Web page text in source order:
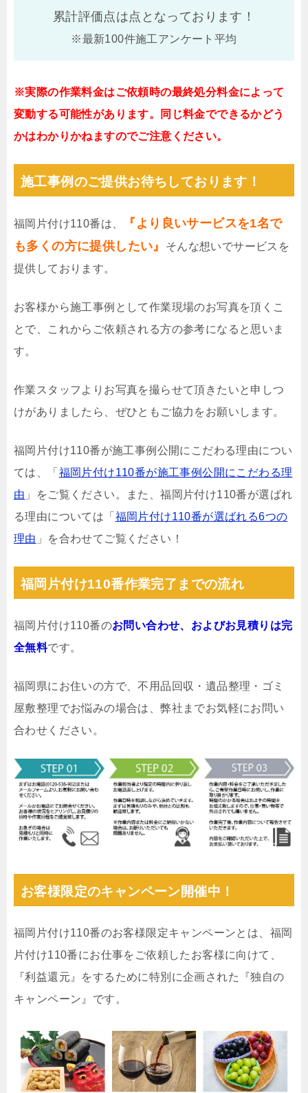
累計評価点は点となっております！
※最新100件施工アンケート平均
※実際の作業料金はご依頼時の最終処分料金によって
変動する可能性があります。同じ料金でできるかどう
かはわかりかねますのでご注意ください。
施工事例のご提供お待ちしております！
福岡片付け110番は、
『より良いサービスを1名で
も多くの方に提供したい』
そんな想いでサービスを
提供しております。
お客様から施工事例として作業現場のお写真を頂くこ
とで、これからご依頼される方の参考になると思いま
す。
作業スタッフよりお写真を撮らせて頂きたいと申しつ
けがありましたら、ぜひともご協力をお願いします。
福岡片付け110番が施工事例公開にこだわる理由につい
ては、「 福岡片付け110番が施工事例公開にこだわる理
由 」をご覧ください。また、福岡片付け110番が選ばれ
る理由については「 福岡片付け110番が選ばれる6つの
理由 」を合わせてご覧ください！
福岡片付け110番作業完了までの流れ
福岡片付け110番のお問い合わせ、およびお見積りは完
全無料です。
福岡県にお住いの方で、不用品回収・遺品整理・ゴミ
屋敷整理でお悩みの場合は、弊社までお気軽にお問い
合わせください。
お客様限定のキャンペーン開催中！
福岡片付け110番のお客様限定キャンペーンとは、福岡
片付け110番にお仕事をご依頼したお客様に向けて、
『利益還元』をするために特別に企画された『独自の
キャンペーン』です。